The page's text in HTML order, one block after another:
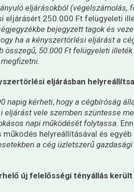
eljárásokból (végelszámolás,
eljárásért 250.000 Ft felügyeleti
bejegyzett tagok és
ha a kényszertörlési eljárást a
50.000 Ft felügyeleti
eljárásban
napig kérheti,hogy a cégbíróság
eljárást vele szemben szüntesse
napi működését folytassa.
helyreállításával és
a cég üzletszerű
új felelősségi tényállás